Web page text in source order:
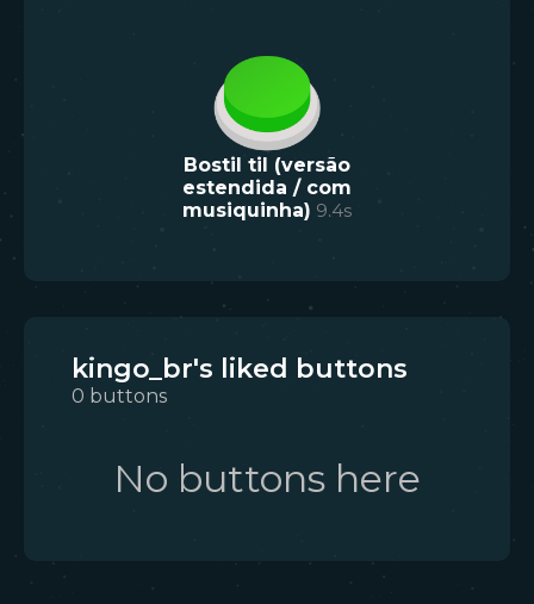
Bostil til (versão
estendida / com
musiquinha) 9.4s
kingo_br's liked buttons
0 buttons
No buttons here